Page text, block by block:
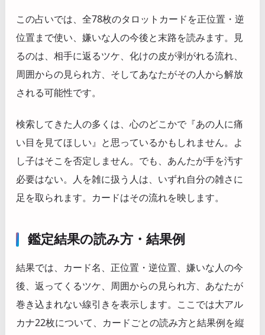
この占いでは、全78枚のタロットカードを正位置・逆
位置まで使い、嫌いな人の今後と末路を読みます。見
るのは、相手に返るツケ、化けの皮が剥がれる流れ、
周囲からの見られ方、そしてあなたがその人から解放
される可能性です。
検索してきた人の多くは、心のどこかで『あの人に痛
い目を見てほしい』と思っているかもしれません。よ
し子はそこを否定しません。でも、あんたが手を汚す
必要はない。人を雑に扱う人は、いずれ自分の雑さに
足を取られます。カードはその流れを映します。
鑑定結果の読み方・結果例
結果では、カード名、正位置・逆位置、嫌いな人の今
後、返ってくるツケ、周囲からの見られ方、あなたが
巻き込まれない線引きを表示します。ここでは大アル
カナ22枚について、カードごとの読み方と結果例を縦